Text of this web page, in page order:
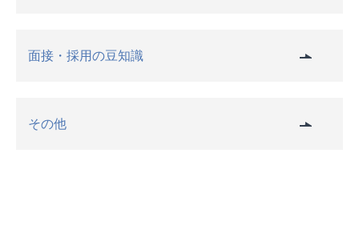
面接・採用の豆知識
その他